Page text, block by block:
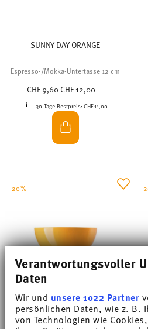
Verantwortungsvoller
Daten
Wir und unsere 1022 Partner
persönlichen Daten, wie z. B.
von Technologien wie
SUNNY DAY ORANGE
Espresso-/Mokka-Untertasse 12 cm
CHF 9,60Price reduced from
CHF 12,00
30-Tage-Bestpreis:CHF 11,00
SUNNY DAY ORANGE
-20% -